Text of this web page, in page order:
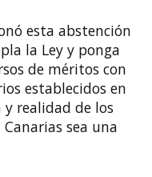
esta abstención
la Ley y ponga
de méritos con
establecidos en
realidad de los
sea una